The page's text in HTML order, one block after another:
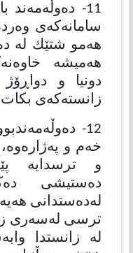
11-
سامانەكەی
هەمو شتێك لە
هەمیشە
دونیا و
زانستەكەی
12-
خەم و
و ترسدایە
دەستیشی
لەدەستدانی
ترسی لەسەری
لە زانستدا